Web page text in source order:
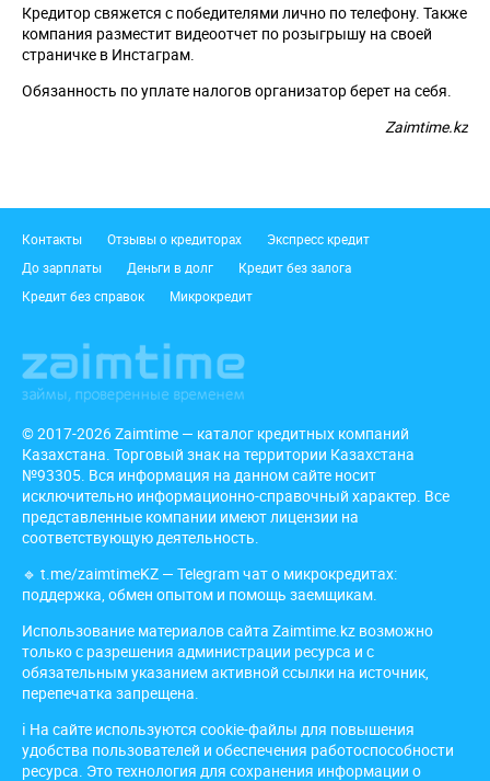
Кредитор свяжется с победителями лично по телефону. Также
компания разместит видеоотчет по розыгрышу на своей
страничке в Инстаграм.
Обязанность по уплате налогов организатор берет на себя.
Zaimtime.kz
Подвал
Контакты Отзывы о кредиторах
Экспресс кредит
До зарплаты
Деньги в долг
Кредит без залога
Кредит без справок
Микрокредит
© 2017-2026 Zaimtime — каталог кредитных компаний
Казахстана. Торговый знак на территории Казахстана
№93305. Вся информация на данном сайте носит
исключительно информационно-справочный характер. Все
представленные компании имеют лицензии на
соответствующую деятельность.
🔹 t.me/zaimtimeKZ — Telegram чат о микрокредитах:
поддержка, обмен опытом и помощь заемщикам.
Использование материалов сайта Zaimtime.kz возможно
только с разрешения администрации ресурса и с
обязательным указанием активной ссылки на источник,
перепечатка запрещена.
ℹ️ На сайте используются cookie-файлы для повышения
удобства пользователей и обеспечения работоспособности
ресурса. Это технология для сохранения информации о